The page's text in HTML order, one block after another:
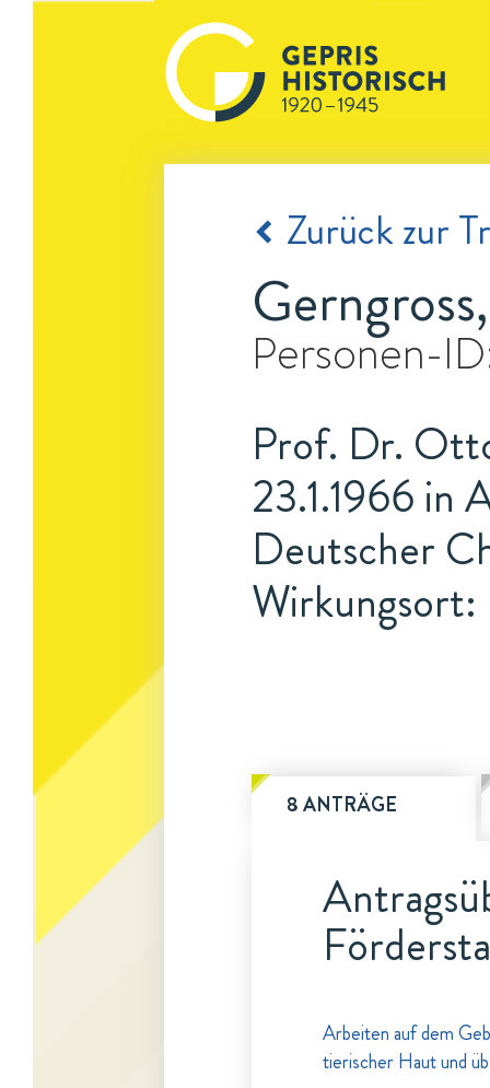
Zurück zur
Personen-
Prof. Dr.
23.1.1966 in
Deutscher
8 ANTRÄGE
Arbeiten auf dem
tierischer Haut und